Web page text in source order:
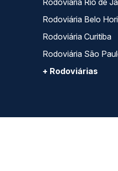
Rodoviária Rio de
Rodoviária Belo
Rodoviária Curitiba
Rodoviária São
+ Rodoviárias